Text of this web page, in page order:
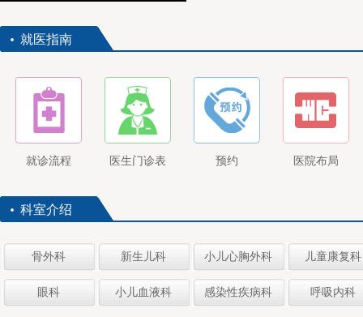
昆明市儿童医院2025年公开招聘
昆明市卫生健康委员会直属事业
单位 2026年公开招聘工作人员资
规范化培训招收简章 (第二批次)
昆明市儿童医院限制类医疗技术
规范化培训 （第九期）招生简章
就医指南
就诊流程 医生门诊表 预约 医院布局
科室介绍
骨外科 新生儿科 小儿心胸外科 儿童康复科
眼科 小儿血液科 感染性疾病科 呼吸内科